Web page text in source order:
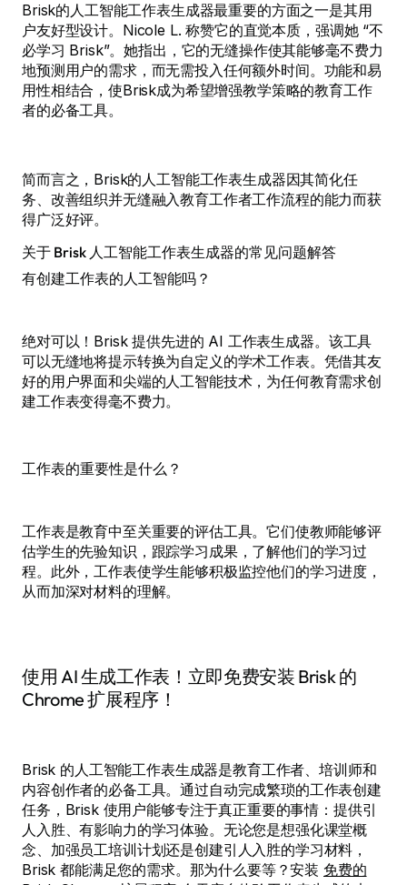
Brisk的人工智能工作表生成器最重要的方面之一是其用
户友好型设计。Nicole L. 称赞它的直觉本质，强调她 “不
必学习 Brisk”。她指出，它的无缝操作使其能够毫不费力
地预测用户的需求，而无需投入任何额外时间。功能和易
用性相结合，使Brisk成为希望增强教学策略的教育工作
者的必备工具。
简而言之，Brisk的人工智能工作表生成器因其简化任
务、改善组织并无缝融入教育工作者工作流程的能力而获
得广泛好评。
关于 Brisk 人工智能工作表生成器的常见问题解答
有创建工作表的人工智能吗？
绝对可以！Brisk 提供先进的 AI 工作表生成器。该工具
可以无缝地将提示转换为自定义的学术工作表。凭借其友
好的用户界面和尖端的人工智能技术，为任何教育需求创
建工作表变得毫不费力。
工作表的重要性是什么？
工作表是教育中至关重要的评估工具。它们使教师能够评
估学生的先验知识，跟踪学习成果，了解他们的学习过
程。此外，工作表使学生能够积极监控他们的学习进度，
从而加深对材料的理解。
使用 AI 生成工作表！立即免费安装 Brisk 的
Chrome 扩展程序！
Brisk 的人工智能工作表生成器是教育工作者、培训师和
内容创作者的必备工具。通过自动完成繁琐的工作表创建
任务，Brisk 使用户能够专注于真正重要的事情：提供引
人入胜、有影响力的学习体验。无论您是想强化课堂概
念、加强员工培训计划还是创建引人入胜的学习材料，
Brisk 都能满足您的需求。那为什么要等？安装 免费的